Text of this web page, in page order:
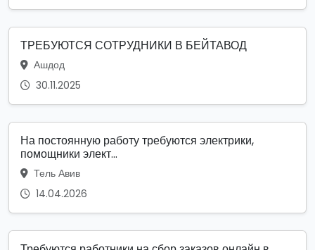
ТРЕБУЮТСЯ СОТРУДНИКИ В БЕЙТАВОД
Ашдод
30.11.2025
На постоянную работу требуются электрики,
помощники элект...
Тель Авив
14.04.2026